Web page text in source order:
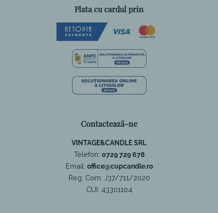
Plata cu cardul prin
Contactează-ne
VINTAGE&CANDLE SRL
Telefon: 0729 729 678
Email: office@cupcandle.ro
Reg. Com: J37/711/2020
CUI: 43301104